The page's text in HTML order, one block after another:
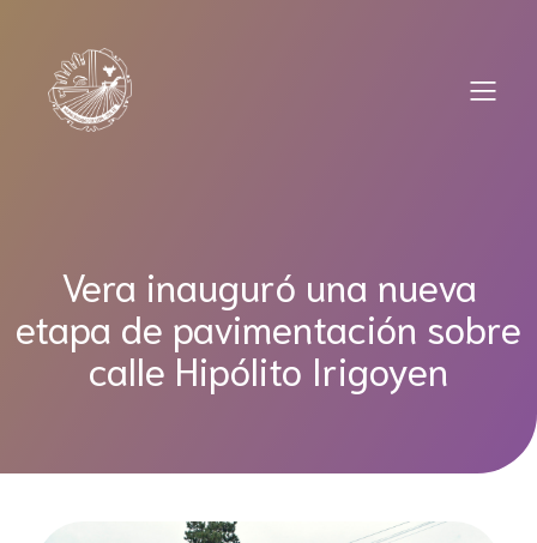
contenido
Vera inauguró una nueva
etapa de pavimentación sobre
calle Hipólito Irigoyen